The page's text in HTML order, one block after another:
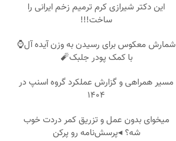
این دکتر شیرازی کرم ترمیم زخم ایرانی را
ساخت!!!
شمارش معکوس برای رسیدن به وزن آیده آل⌚
با کمک پودر جلبک🧨
مسیر همراهی و گزارش عملکرد گروه اسنپ در
۱۴۰۴
میخوای بدون عمل و تزریق کمر دردت خوب
شه؟ ◂پرسش‌نامه رو پرکن